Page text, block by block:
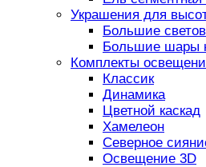
Украшения для
Большие
Большие шары
Комплекты
Классик
Динамика
Цветной каскад
Хамелеон
Северное
Освещение 3D